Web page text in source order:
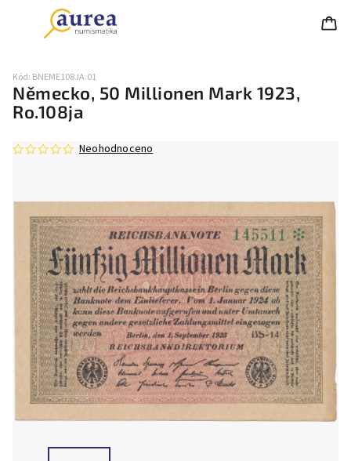
Německo, 50 Millionen Mark 1923,
Ro.108ja
Kód: BNEME108JA.01
Neohodnoceno